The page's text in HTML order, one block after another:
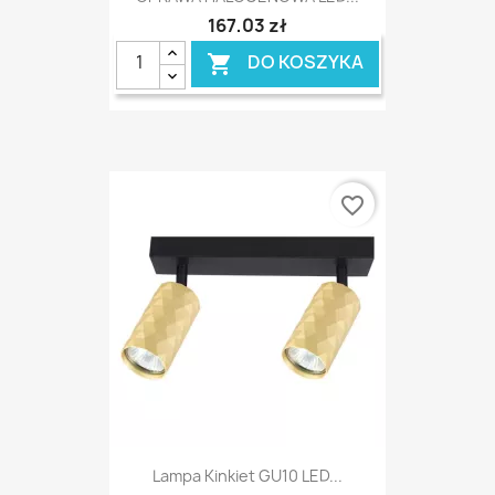
167,03 zł
 DO KOSZYKA
Lampa Kinkiet GU10 LED...
favorite_border